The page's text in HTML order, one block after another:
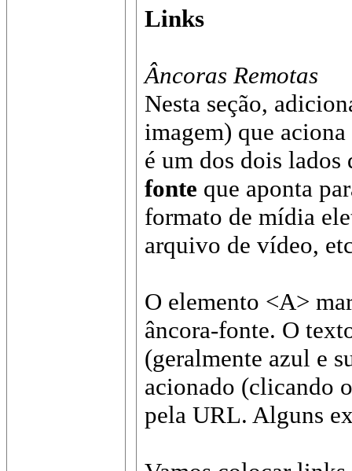
Links
Âncoras Remotas
Nesta seção,
imagem) que
é um dos dois
fonte que aponta
formato de mídia
arquivo de vídeo,
O elemento <A>
âncora-fonte. O
(geralmente azul e
acionado (clicando
pela URL. Alguns